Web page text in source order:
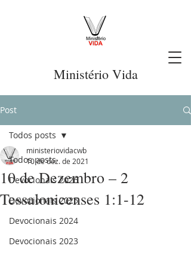
Ministério Vida
Post
Todos posts
Devocionais 2026
Devocionais 2025
Devocionais 2024
Devocionais 2023
Todos posts
10 de Dezembro – 2
Tessalonicenses 1:1-12
ministeriovidacwb
10 de dez. de 2021